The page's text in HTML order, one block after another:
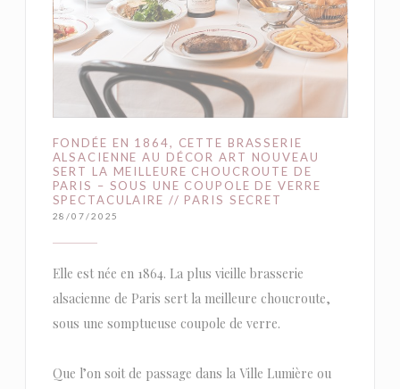
FONDÉE EN 1864, CETTE BRASSERIE
ALSACIENNE AU DÉCOR ART NOUVEAU
SERT LA MEILLEURE CHOUCROUTE DE
PARIS – SOUS UNE COUPOLE DE VERRE
SPECTACULAIRE // PARIS SECRET
28/07/2025
Elle est née en 1864. La plus vieille brasserie
alsacienne de Paris sert la meilleure choucroute,
sous une somptueuse coupole de verre.
Que l’on soit de passage dans la Ville Lumière ou